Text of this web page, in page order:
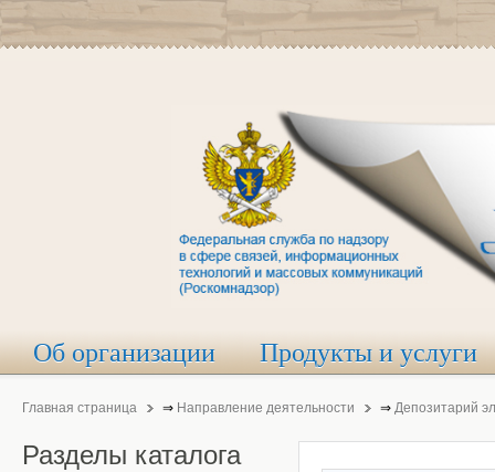
Об организации Продукты и услуги
Главная страница ⇒ Направление деятельности ⇒ Депозитарий
Разделы каталога